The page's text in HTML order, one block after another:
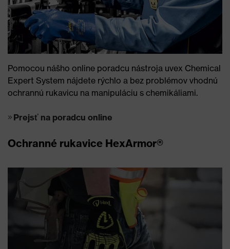
Pomocou nášho online poradcu nástroja uvex Chemical
Expert System nájdete rýchlo a bez problémov vhodnú
ochrannú rukavicu na manipuláciu s chemikáliami.
Prejsť na poradcu online
Ochranné rukavice HexArmor®